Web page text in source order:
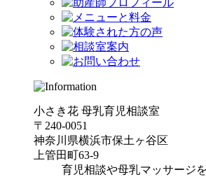
小さき花 母乳育児相談室
〒240-0051
神奈川県横浜市保土ヶ谷区
上管田町63-9
育児相談や母乳マッサージ